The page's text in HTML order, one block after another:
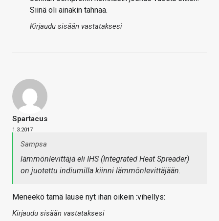
Siinä oli ainakin tahnaa.
Kirjaudu sisään vastataksesi
Spartacus
1.3.2017
Sampsa
lämmönlevittäjä eli IHS (Integrated Heat Spreader)
on juotettu indiumilla kiinni lämmönlevittäjään.
Meneekö tämä lause nyt ihan oikein :vihellys:
Kirjaudu sisään vastataksesi